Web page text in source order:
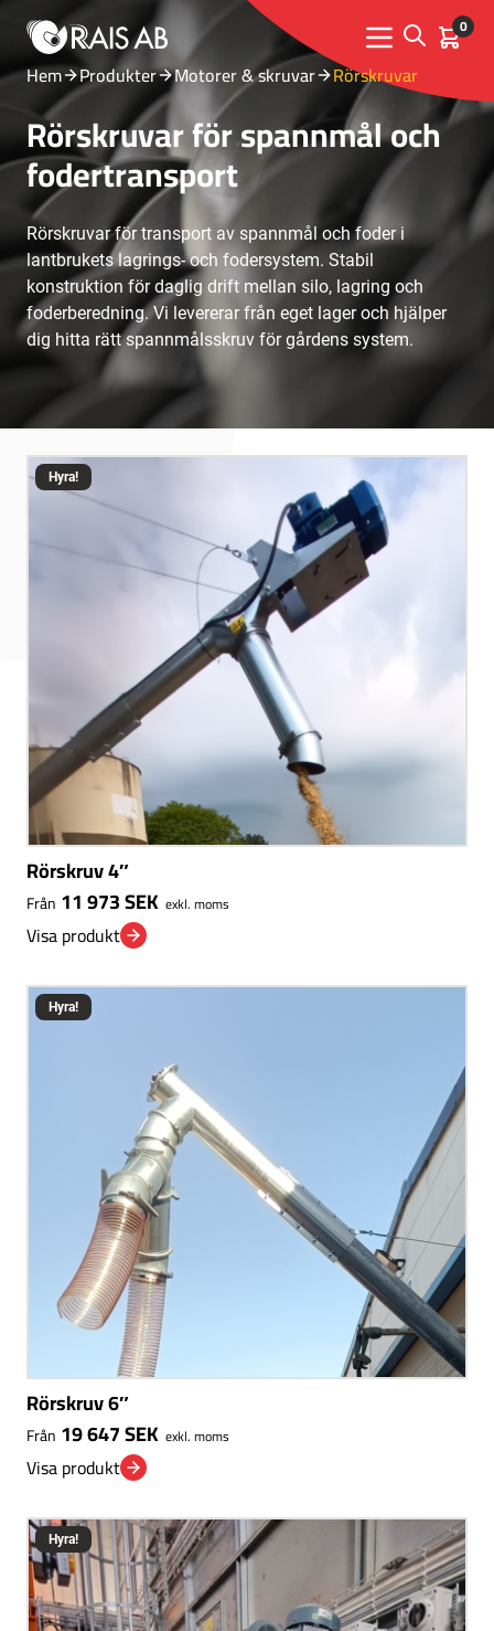
Menu toggle
Open 0
Hem Produkter Motorer & skruvar Rörskruvar
Rörskruvar för spannmål och
fodertransport
Rörskruvar för transport av spannmål och foder i
lantbrukets lagrings- och fodersystem. Stabil
konstruktion för daglig drift mellan silo, lagring och
foderberedning. Vi levererar från eget lager och hjälper
dig hitta rätt spannmålsskruv för gårdens system.
Hyra!
Rörskruv 4″
Från 11 973SEK exkl. moms
Visa produkt
Hyra!
Rörskruv 6″
Från 19 647SEK exkl. moms
Visa produkt
Hyra!